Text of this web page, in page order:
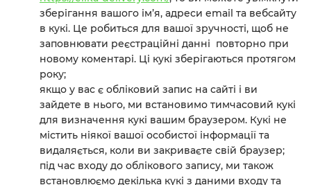
зберігання вашого ім’я, адреси email та вебсайту
в кукі. Це робиться для вашої зручності, щоб не
заповнювати реєстраційні данні повторно при
новому коментарі. Ці кукі зберігаються протягом
року;
якщо у вас є обліковий запис на сайті і ви
зайдете в нього, ми встановимо тимчасовий кукі
для визначення кукі вашим браузером. Кукі не
містить ніякої вашої особистої інформації та
видаляється, коли ви закриваєте свій браузер;
під час входу до облікового запису, ми також
встановлюємо декілька кукі з даними входу та